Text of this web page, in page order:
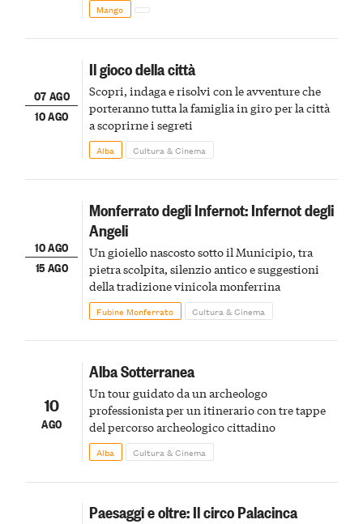
Mango
07 AGO
10 AGO
Il gioco della città
Scopri, indaga e risolvi con le avventure che
porteranno tutta la famiglia in giro per la città
a scoprirne i segreti
Alba Cultura & Cinema
10 AGO
15 AGO
Monferrato degli Infernot: Infernot degli
Angeli
Un gioiello nascosto sotto il Municipio, tra
pietra scolpita, silenzio antico e suggestioni
della tradizione vinicola monferrina
Fubine Monferrato Cultura & Cinema
10
AGO
Alba Sotterranea
Un tour guidato da un archeologo
professionista per un itinerario con tre tappe
del percorso archeologico cittadino
Alba Cultura & Cinema
Paesaggi e oltre: Il circo Palacinca